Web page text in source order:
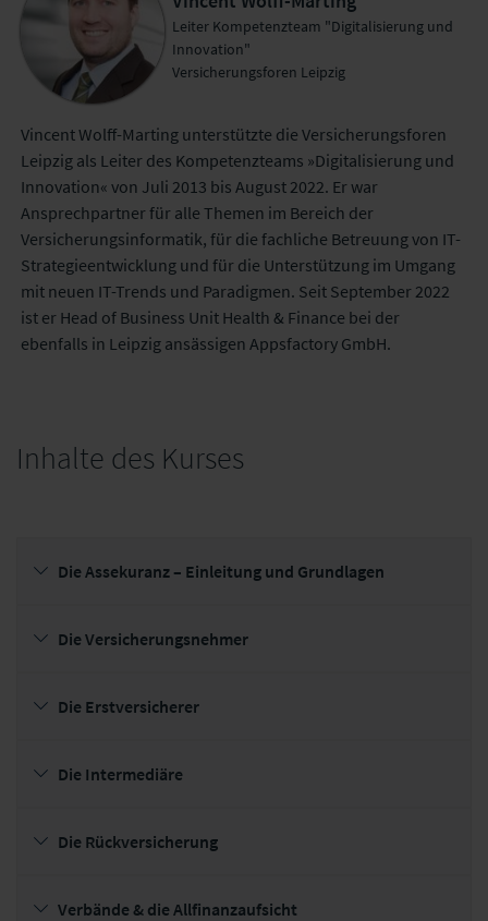
Leiter Kompetenzteam "Digitalisierung und
Innovation"
Versicherungsforen Leipzig
Vincent Wolff-Marting unterstützte die Versicherungsforen
Leipzig als Leiter des Kompetenzteams »Digitalisierung und
Innovation« von Juli 2013 bis August 2022. Er war
Ansprechpartner für alle Themen im Bereich der
Versicherungsinformatik, für die fachliche Betreuung von IT-
Strategieentwicklung und für die Unterstützung im Umgang
mit neuen IT-Trends und Paradigmen. Seit September 2022
ist er Head of Business Unit Health & Finance bei der
ebenfalls in Leipzig ansässigen Appsfactory GmbH.
Inhalte des Kurses
Die Assekuranz – Einleitung und Grundlagen
Die Versicherungsnehmer
Die Erstversicherer
Die Intermediäre
Die Rückversicherung
Verbände & die Allfinanzaufsicht